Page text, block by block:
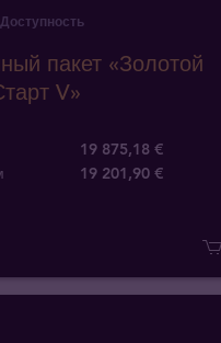
Доступность
пакет «Золотой
V»
19 875,18 €
19 201,90 €